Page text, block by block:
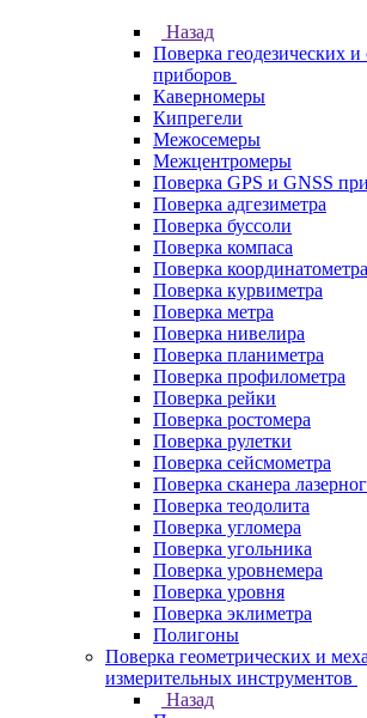
Назад
Поверка геодезических
приборов
Каверномеры
Кипрегели
Межосемеры
Межцентромеры
Поверка GPS и GNSS
Поверка адгезиметра
Поверка буссоли
Поверка компаса
Поверка координатометра
Поверка курвиметра
Поверка метра
Поверка нивелира
Поверка планиметра
Поверка профилометра
Поверка рейки
Поверка ростомера
Поверка рулетки
Поверка сейсмометра
Поверка сканера
Поверка теодолита
Поверка угломера
Поверка угольника
Поверка уровнемера
Поверка уровня
Поверка эклиметра
Полигоны
Поверка геометрических и
измерительных инструментов
Назад